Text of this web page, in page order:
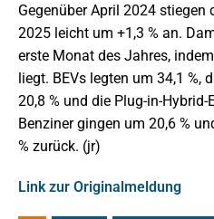
Gegenüber April 2024 stiegen
2025 leicht um +1,3 % an.
erste Monat des Jahres,
liegt. BEVs legten um 34,1 %,
20,8 % und die Plug-in-
Benziner gingen um 20,6 %
% zurück. (jr)
Link zur Originalmeldung